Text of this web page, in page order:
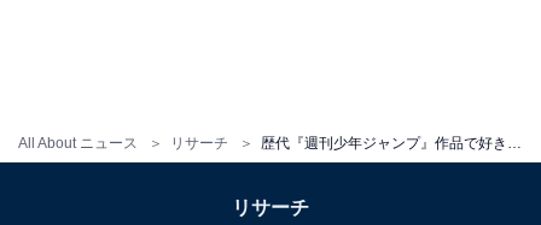
All About ニュース リサーチ
理想の人物像を感じた人も多いようです。
リサーチ